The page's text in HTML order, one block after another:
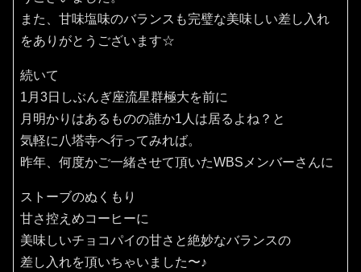
また、甘味塩味のバランスも完璧な美味しい差し入れ
をありがとうございます☆
続いて
1月3日しぶんぎ座流星群極大を前に
月明かりはあるものの誰か1人は居るよね？と
気軽に八塔寺へ行ってみれば。
昨年、何度かご一緒させて頂いたWBSメンバーさんに
ストーブのぬくもり
甘さ控えめコーヒーに
美味しいチョコパイの甘さと絶妙なバランスの
差し入れを頂いちゃいました〜♪